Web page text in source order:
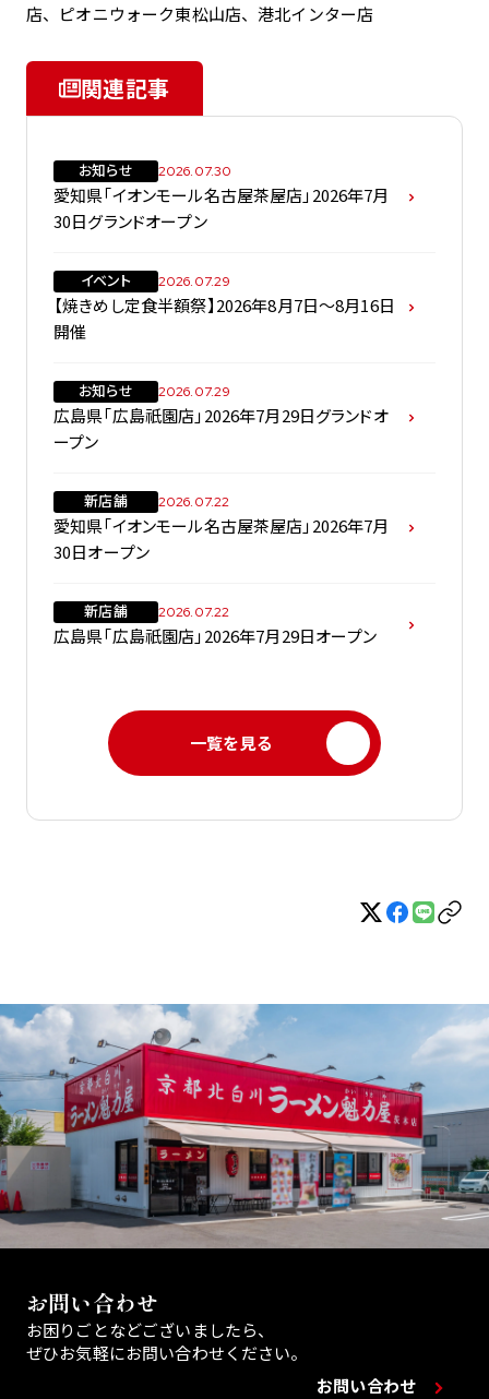
店、ピオニウォーク東松山店、港北インター店
関連記事
お知らせ 2026.07.30
愛知県「イオンモール名古屋茶屋店」2026年7月
30日グランドオープン
イベント 2026.07.29
【焼きめし定食半額祭】2026年8月7日～8月16日
開催
お知らせ 2026.07.29
広島県「広島祇園店」2026年7月29日グランドオ
ープン
新店舗 2026.07.22
愛知県「イオンモール名古屋茶屋店」2026年7月
30日オープン
新店舗 2026.07.22
広島県「広島祇園店」2026年7月29日オープン
一覧を見る
お問い合わせ
お困りごとなどございましたら、
ぜひお気軽にお問い合わせください。
お問い合わせ